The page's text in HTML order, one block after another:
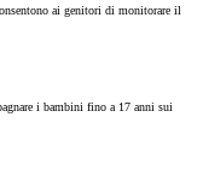
ai genitori di monitorare il
i bambini fino a 17 anni sui